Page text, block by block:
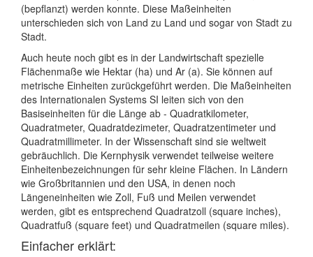
(bepflanzt) werden konnte. Diese Maßeinheiten
unterschieden sich von Land zu Land und sogar von Stadt zu
Stadt.
Auch heute noch gibt es in der Landwirtschaft spezielle
Flächenmaße wie Hektar (ha) und Ar (a). Sie können auf
metrische Einheiten zurückgeführt werden. Die Maßeinheiten
des Internationalen Systems SI leiten sich von den
Basiseinheiten für die Länge ab - Quadratkilometer,
Quadratmeter, Quadratdezimeter, Quadratzentimeter und
Quadratmillimeter. In der Wissenschaft sind sie weltweit
gebräuchlich. Die Kernphysik verwendet teilweise weitere
Einheitenbezeichnungen für sehr kleine Flächen. In Ländern
wie Großbritannien und den USA, in denen noch
Längeneinheiten wie Zoll, Fuß und Meilen verwendet
werden, gibt es entsprechend Quadratzoll (square inches),
Quadratfuß (square feet) und Quadratmeilen (square miles).
Einfacher erklärt: